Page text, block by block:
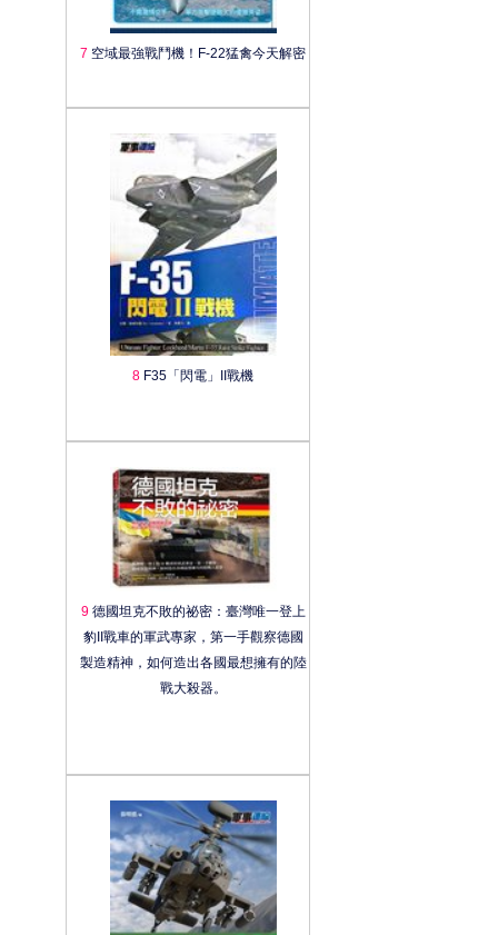
7 空域最強戰鬥機！F-22猛禽今天解密
8 F35「閃電」II戰機
9德國坦克不敗的祕密：臺灣唯一登上
豹II戰車的軍武專家，第一手觀察德國
製造精神，如何造出各國最想擁有的陸
戰大殺器。